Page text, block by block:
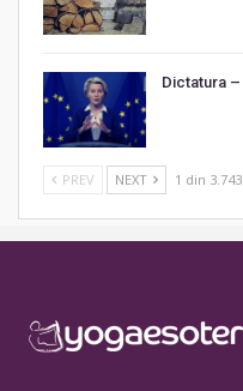
Dictatura
PREV NEXT 1 din 3.743